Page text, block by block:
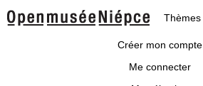
Thèmes
Créer mon compte
Me connecter